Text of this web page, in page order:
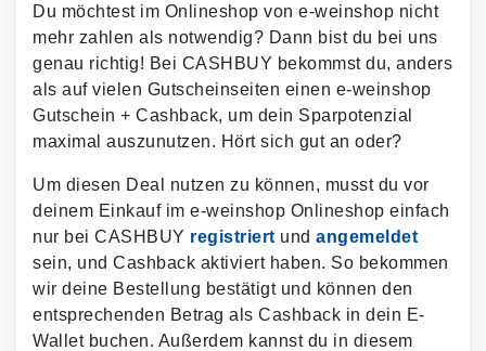
Du möchtest im Onlineshop von e-weinshop nicht
mehr zahlen als notwendig? Dann bist du bei uns
genau richtig! Bei CASHBUY bekommst du, anders
als auf vielen Gutscheinseiten einen e-weinshop
Gutschein + Cashback, um dein Sparpotenzial
maximal auszunutzen. Hört sich gut an oder?
Um diesen Deal nutzen zu können, musst du vor
deinem Einkauf im e-weinshop Onlineshop einfach
nur bei CASHBUY registriert und angemeldet
sein, und Cashback aktiviert haben. So bekommen
wir deine Bestellung bestätigt und können den
entsprechenden Betrag als Cashback in dein E-
Wallet buchen. Außerdem kannst du in diesem